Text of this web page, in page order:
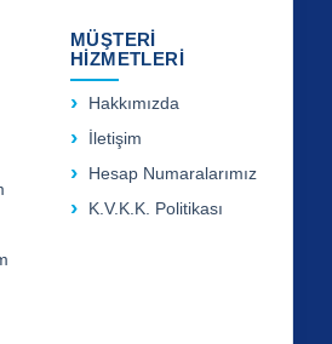
MÜŞTERİ
HİZMETLERİ
Hakkımızda
İletişim
Hesap Numaralarımız
K.V.K.K. Politikası